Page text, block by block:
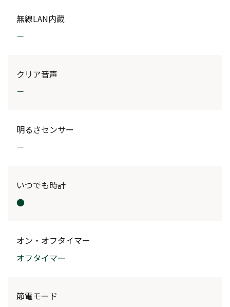
無線LAN内蔵
－
クリア音声
－
明るさセンサー
－
いつでも時計
●
オン・オフタイマー
オフタイマー
節電モード